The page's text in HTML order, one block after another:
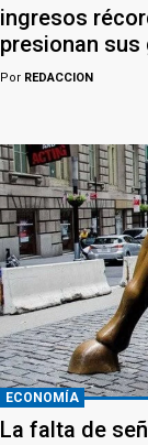
ingresos
presionan sus
Por REDACCION
ECONOMÍA
La falta de